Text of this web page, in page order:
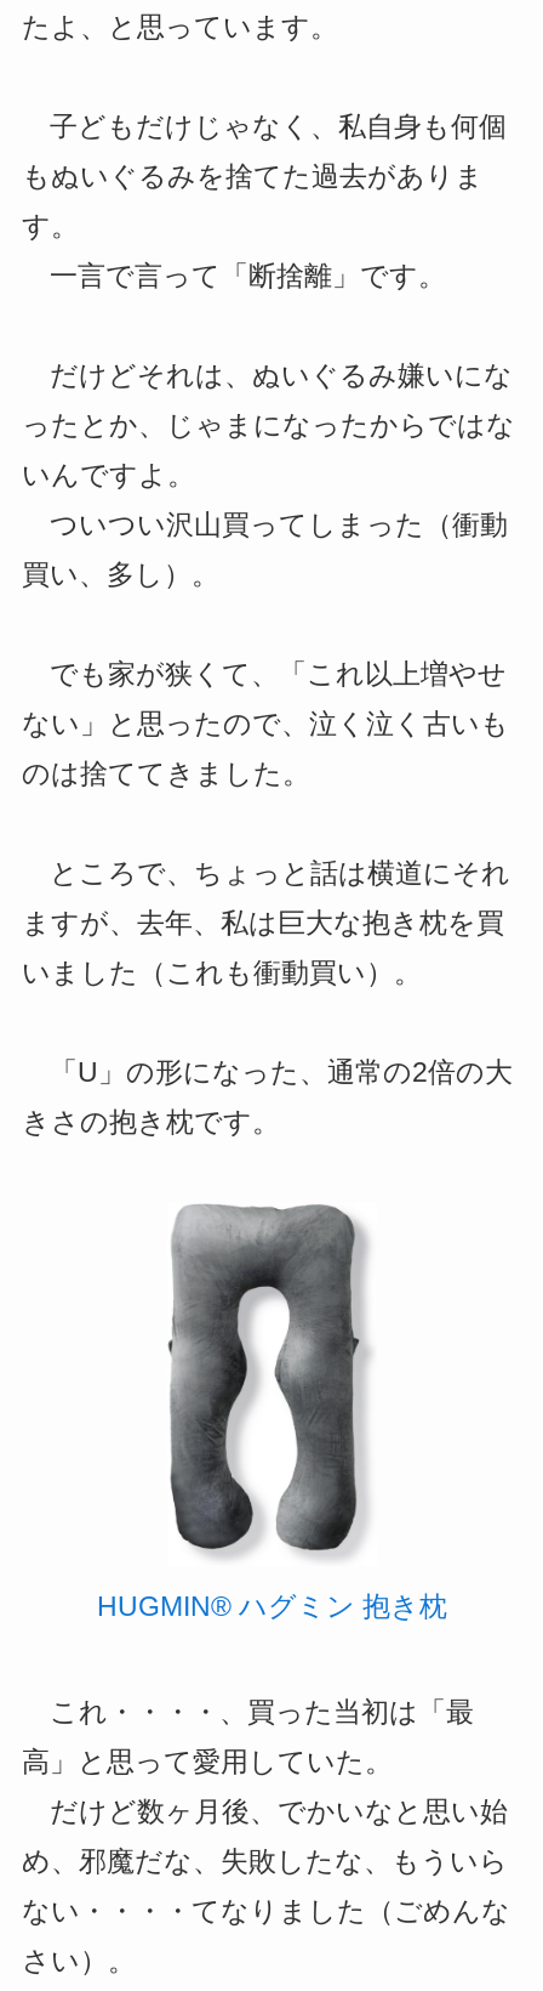
たよ、と思っています。
子どもだけじゃなく、私自身も何個
もぬいぐるみを捨てた過去がありま
す。
一言で言って「断捨離」です。
だけどそれは、ぬいぐるみ嫌いにな
ったとか、じゃまになったからではな
いんですよ。
ついつい沢山買ってしまった（衝動
買い、多し）。
でも家が狭くて、「これ以上増やせ
ない」と思ったので、泣く泣く古いも
のは捨ててきました。
ところで、ちょっと話は横道にそれ
ますが、去年、私は巨大な抱き枕を買
いました（これも衝動買い）。
「U」の形になった、通常の2倍の大
きさの抱き枕です。
HUGMIN® ハグミン 抱き枕
これ・・・・、買った当初は「最
高」と思って愛用していた。
だけど数ヶ月後、でかいなと思い始
め、邪魔だな、失敗したな、もういら
ない・・・・てなりました（ごめんな
さい）。